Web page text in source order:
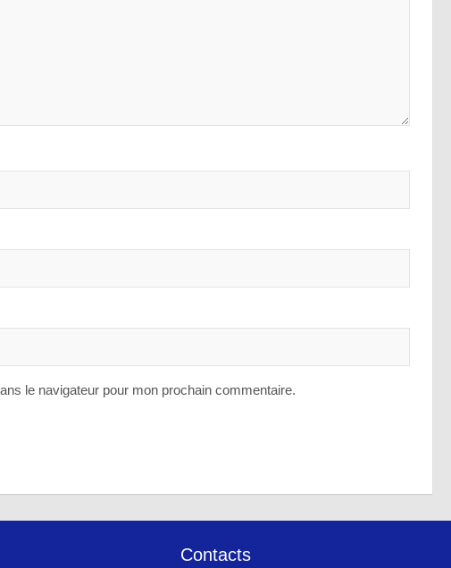
le navigateur pour mon prochain commentaire.
Contacts